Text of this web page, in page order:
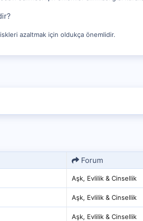
azaltmak için oldukça önemlidir.
Forum
Aşk, Evlilik & Cinsellik
Aşk, Evlilik & Cinsellik
Aşk, Evlilik & Cinsellik